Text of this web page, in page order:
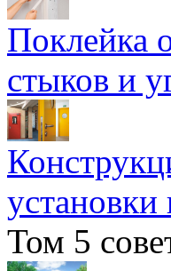
Поклейка
стыков и
установки
Том 5